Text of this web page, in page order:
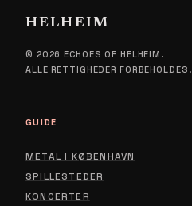
HELHEIM
© 2026 ECHOES OF HELHEIM.
ALLE RETTIGHEDER FORBEHOLDES.
GUIDE
METAL I KØBENHAVN
SPILLESTEDER
KONCERTER